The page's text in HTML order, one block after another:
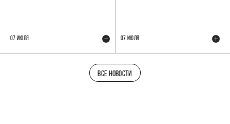
07 ИЮЛЯ 07 ИЮЛЯ
ВСЕ НОВОСТИ